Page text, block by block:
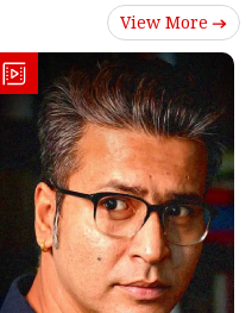
View More